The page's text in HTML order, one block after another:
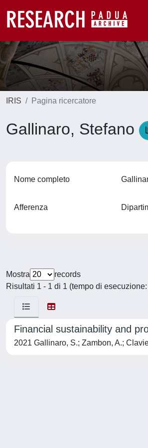
IRIS Pagina ricercatore
Gallinaro, Stefano
Nome completo
Afferenza
Mostra
records
Risultati 1 - 1 di 1 (tempo di
Financial sustainability and
2021 Gallinaro, S.; Zambon, A.;